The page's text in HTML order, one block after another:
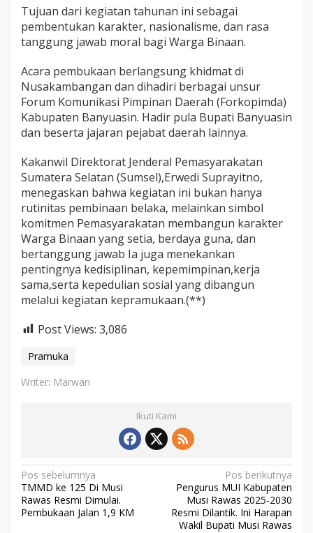
h
a
r
m
B
a
k
i
P
m
a
s
y
a
r
k
a
t
a
n
2
Tujuan dari kegiatan tahunan ini sebagai
pembentukan karakter, nasionalisme, dan rasa
tanggung jawab moral bagi Warga Binaan.
Acara pembukaan berlangsung khidmat di
Nusakambangan dan dihadiri berbagai unsur
Forum Komunikasi Pimpinan Daerah (Forkopimda)
Kabupaten Banyuasin. Hadir pula Bupati Banyuasin
dan beserta jajaran pejabat daerah lainnya.
Kakanwil Direktorat Jenderal Pemasyarakatan
Sumatera Selatan (Sumsel),Erwedi Suprayitno,
menegaskan bahwa kegiatan ini bukan hanya
rutinitas pembinaan belaka, melainkan simbol
komitmen Pemasyarakatan membangun karakter
Warga Binaan yang setia, berdaya guna, dan
bertanggung jawab Ia juga menekankan
pentingnya kedisiplinan, kepemimpinan,kerja
sama,serta kepedulian sosial yang dibangun
melalui kegiatan kepramukaan.(**)
Post Views: 3,086
Pramuka
Writer: Marwan
Ikuti Kami
N
a
v
Pos sebelumnya
TMMD ke 125 Di Musi
Rawas Resmi Dimulai.
Pembukaan Jalan 1,9 KM
Pos berikutnya
Pengurus MUI Kabupaten
Musi Rawas 2025-2030
Resmi Dilantik. Ini Harapan
Wakil Bupati Musi Rawas